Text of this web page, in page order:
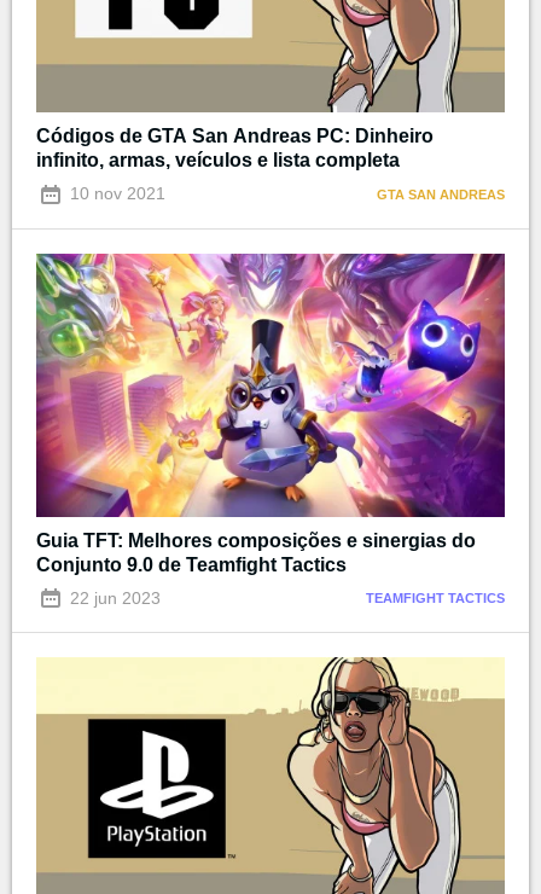
Códigos de GTA San Andreas PC: Dinheiro
infinito, armas, veículos e lista completa
10 nov 2021 GTA SAN ANDREAS
Guia TFT: Melhores composições e sinergias do
Conjunto 9.0 de Teamfight Tactics
22 jun 2023 TEAMFIGHT TACTICS